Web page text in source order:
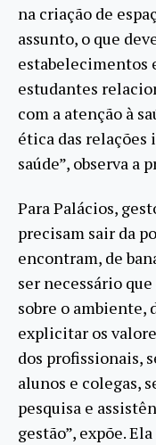
na criação de
assunto, o que
estabelecimentos
estudantes
com a atenção à
ética das relações
saúde”, observa a
Para Palácios,
precisam sair da
encontram, de
ser necessário
sobre o ambiente,
explicitar os
dos profissionais,
alunos e colegas,
pesquisa e
gestão”, expõe.